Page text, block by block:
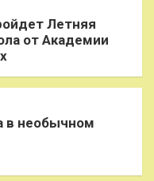
Летняя
от Академии
в необычном